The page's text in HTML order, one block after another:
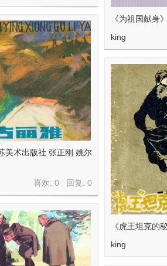
《为祖国献身
king
美术出版社 张正刚 姚尔
喜欢: 0 回复: 0
《虎王坦克的
king